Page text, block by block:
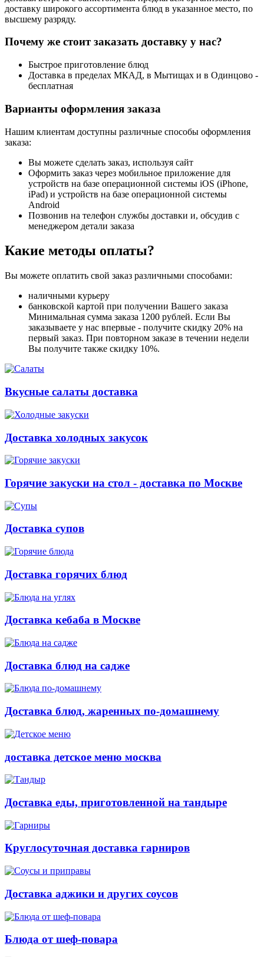
доставку широкого ассортимента блюд в указанное место, по
высшему разряду.
Почему же стоит заказать доставку у нас?
Быстрое приготовление блюд
Доставка в пределах МКАД, в Мытищах и в Одинцово -
бесплатная
Варианты оформления заказа
Нашим клиентам доступны различные способы оформления
заказа:
Вы можете сделать заказ, используя сайт
Оформить заказ через мобильное приложение для
устройств на базе операционной системы iOS (iPhone,
iPad) и устройств на базе операционной системы
Android
Позвонив на телефон службы доставки и, обсудив с
менеджером детали заказа
Какие методы оплаты?
Вы можете оплатить свой заказ различными способами:
наличными курьеру
банковской картой при получении Вашего заказа
Минимальная сумма заказа 1200 рублей. Если Вы
заказываете у нас впервые - получите скидку 20% на
первый заказ. При повторном заказе в течении недели
Вы получите также скидку 10%.
Вкусные салаты доставка
Доставка холодных закусок
Горячие закуски на стол - доставка по Москве
Доставка супов
Доставка горячих блюд
Доставка кебаба в Москве
Доставка блюд на садже
Доставка блюд, жаренных по-домашнему
доставка детское меню москва
Доставка еды, приготовленной на тандыре
Круглосуточная доставка гарниров
Доставка аджики и других соусов
Блюда от шеф-повара